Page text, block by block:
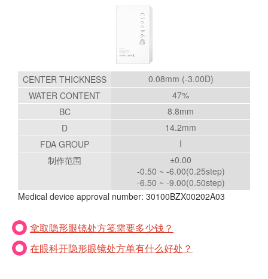
CENTER THICKNESS
0.08mm (-3.00D)
WATER CONTENT
47%
BC
8.8mm
D
14.2mm
FDA GROUP
I
制作范围
±0.00
-0.50 ~ -6.00(0.25step)
-6.50 ~ -9.00(0.50step)
Medical device approval number: 30100BZX00202A03
拿取隐形眼镜处方笺需要多少钱？
在眼科开隐形眼镜处方单有什么好处？